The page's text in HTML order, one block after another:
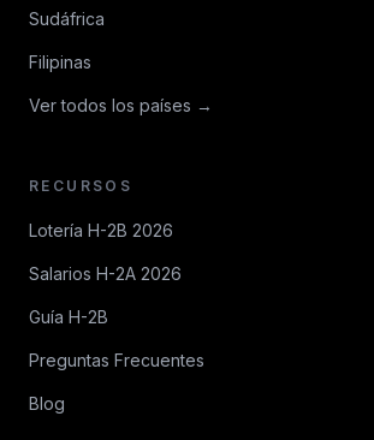
Sudáfrica
Filipinas
Ver todos los países →
RECURSOS
Lotería H-2B 2026
Salarios H-2A 2026
Guía H-2B
Preguntas Frecuentes
Blog